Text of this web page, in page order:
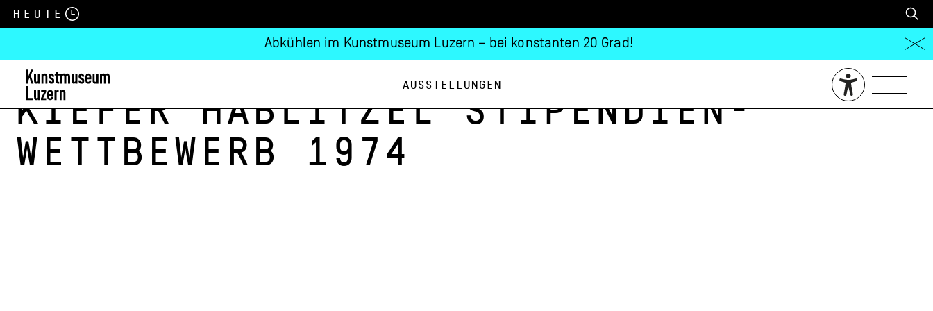
Heute
Abkühlen im Kunstmuseum Luzern – bei konstanten 20 Grad!
Ausstellungen
Kiefer Hablitzel Stipendien-
Wettbewerb 1974